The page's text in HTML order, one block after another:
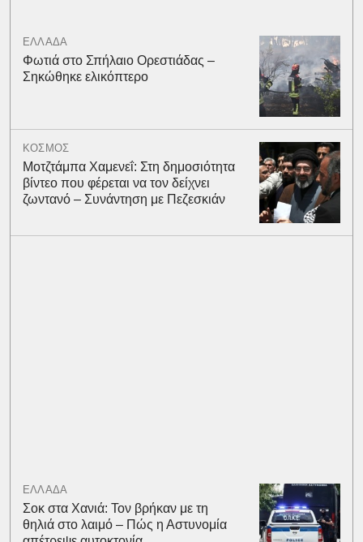
ΕΛΛΑΔΑ
Φωτιά στο Σπήλαιο Ορεστιάδας –
Σηκώθηκε ελικόπτερο
ΚΟΣΜΟΣ
Μοτζτάμπα Χαμενεΐ: Στη δημοσιότητα
βίντεο που φέρεται να τον δείχνει
ζωντανό – Συνάντηση με Πεζεσκιάν
ΕΛΛΑΔΑ
Σοκ στα Χανιά: Τον βρήκαν με τη
θηλιά στο λαιμό – Πώς η Αστυνομία